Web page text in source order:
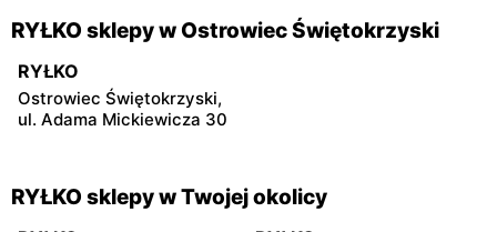
RYŁKO sklepy w Ostrowiec Świętokrzyski
RYŁKO
Ostrowiec Świętokrzyski,
ul. Adama Mickiewicza 30
RYŁKO sklepy w Twojej okolicy